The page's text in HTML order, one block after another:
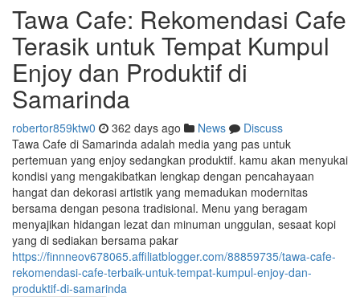
Tawa Cafe: Rekomendasi Cafe
Terasik untuk Tempat Kumpul
Enjoy dan Produktif di
Samarinda
robertor859ktw0 362 days ago News
Discuss
Tawa Cafe di Samarinda adalah media yang pas untuk
pertemuan yang enjoy sedangkan produktif. kamu akan menyukai
kondisi yang mengakibatkan lengkap dengan pencahayaan
hangat dan dekorasi artistik yang memadukan modernitas
bersama dengan pesona tradisional. Menu yang beragam
menyajikan hidangan lezat dan minuman unggulan, sesaat kopi
yang di sediakan bersama pakar
https://finnneov678065.affiliatblogger.com/88859735/tawa-cafe-
rekomendasi-cafe-terbaik-untuk-tempat-kumpul-enjoy-dan-
produktif-di-samarinda